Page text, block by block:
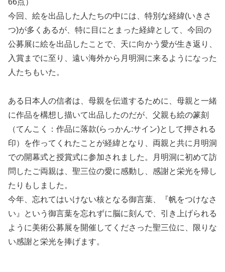
66点）
今回、絵を出品した人たちの中には、特別な経緯(いきさ
つ)が多くあるが、特に目にとまった経緯として、今回の
公募展に絵を出品したことで、天に向かう愛が生き返り、
入賞までに至り、遠い海外から月明洞に来るようになった
人たちもいた。
ある日本人の信者は、母親を伝道するために、母親と一緒
に作品を構想し描いて出品したのだが、父親も絵の篆刻
（てんこく：作品に落款(らっかん:サイン)として押される
印）を作ってくれたことが経緯となり、両親と共に月明洞
での開幕式と授賞式に参加されました。月明洞に初めて訪
問したご両親は、聖三位の愛に感動し、感謝と栄光を帰し
たりもしました。
今年、忘れてはいけない核となる御言葉、『帆をつけなさ
い』という御言葉を忘れずに脳に刻んで、引き上げられる
ように美術公募展を開催してくださった聖三位に、限りな
い感謝と栄光を捧げます。